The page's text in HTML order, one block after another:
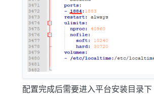
配置完成后需要进入平台安装目录下